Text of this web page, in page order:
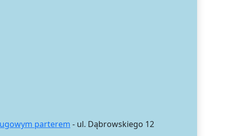
parterem - ul. Dąbrowskiego 12